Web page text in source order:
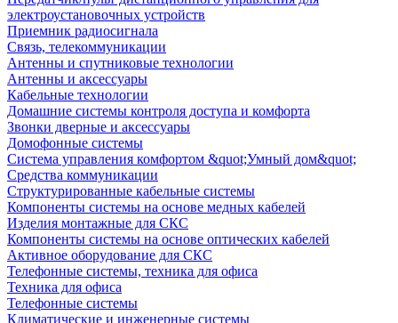
электроустановочных устройств
Приемник радиосигнала
Связь, телекоммуникации
Антенны и спутниковые технологии
Антенны и аксессуары
Кабельные технологии
Домашние системы контроля доступа и комфорта
Звонки дверные и аксессуары
Домофонные системы
Система управления комфортом &quot;Умный дом&quot;
Средства коммуникации
Структурированные кабельные системы
Компоненты системы на основе медных кабелей
Изделия монтажные для СКС
Компоненты системы на основе оптических кабелей
Активное оборудование для СКС
Телефонные системы, техника для офиса
Техника для офиса
Телефонные системы
Климатические и инженерные системы